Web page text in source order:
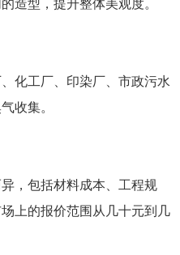
造型，提升整体美观度。
化工厂、印染厂、市政污水
收集。
，包括材料成本、工程规
上的报价范围从几十元到几